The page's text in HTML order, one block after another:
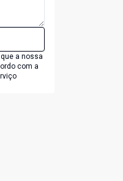
a nossa
com a